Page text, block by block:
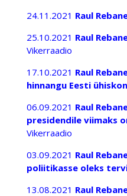
24.11.2021 Raul
25.10.2021 Raul
Vikerraadio
17.10.2021 Raul
hinnangu Eesti
06.09.2021 Raul
presidendile viimaks
Vikerraadio
03.09.2021 Raul
poliitikasse oleks
13.08.2021 Raul